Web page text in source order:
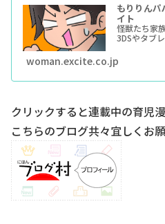
もりりんパ
イト
怪獣たち家
3DSやタブ
woman.excite.co.jp
クリックすると連載中の育児
こちらのブログ共々宜しくお